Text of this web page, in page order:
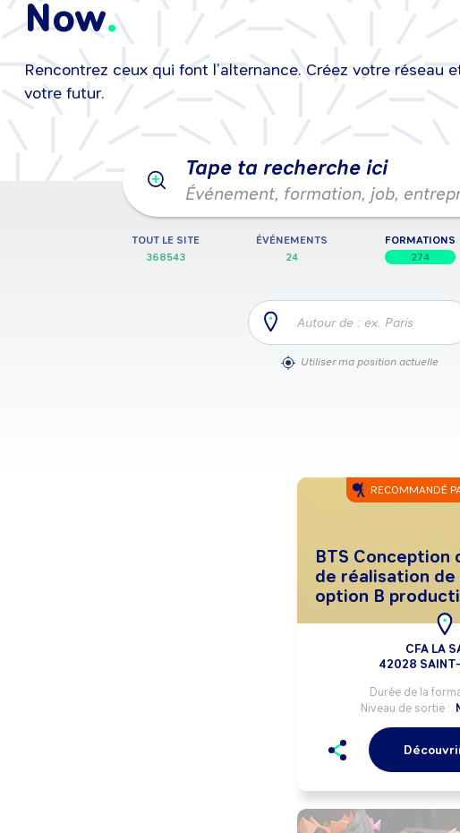
Now
Rencontrez ceux qui font l’alternance. Créez votre réseau
votre futur.
25/08/2026
Tape ta recherche ici
Événement, formation, job,
TOUT LE SITE
368543
ÉVÉNEMENTS
24
FORMATIONS
274
Autour de : ex. Paris
Utiliser ma position actuelle
RECOMMANDÉ
BTS Conception
de réalisation
option B
CFA LA
42028
Durée de la
Niveau de sortie :